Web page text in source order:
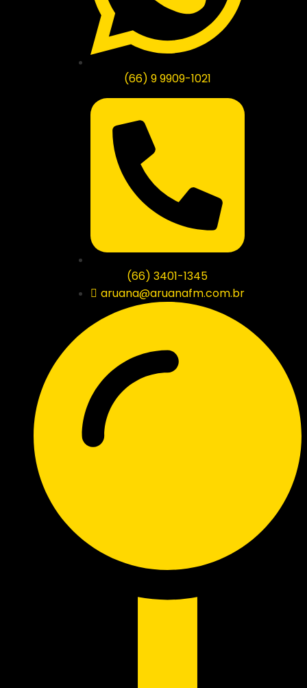
(66) 9 9909-1021
(66) 3401-1345
aruana@aruanafm.com.br